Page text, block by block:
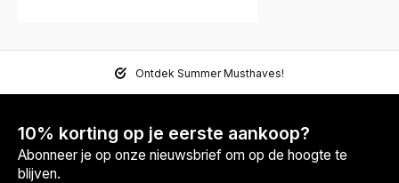
Ontdek Summer Musthaves!
10% korting op je eerste aankoop?
Abonneer je op onze nieuwsbrief om op de hoogte te
blijven.